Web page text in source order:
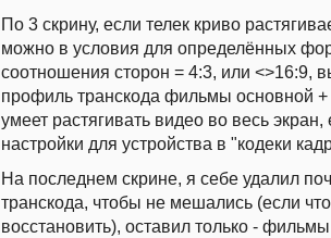
По 3 скрину, если телек криво
можно в условия для определённых
соотношения сторон = 4:3, или <>16:9,
профиль транскода фильмы основной
умеет растягивать видео во весь
настройки для устройства в "кодеки
На последнем скрине, я себе удалил
транскода, чтобы не мешались (если
восстановить), оставил только -